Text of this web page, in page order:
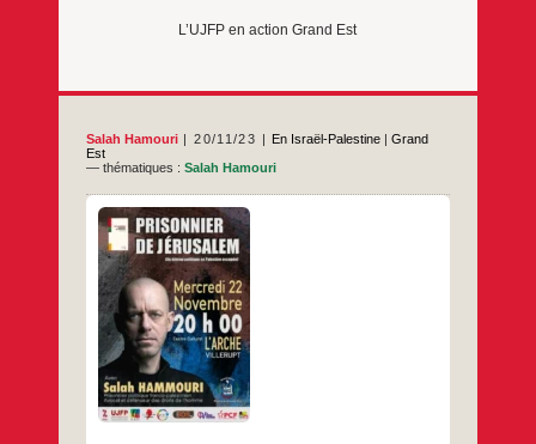
L’UJFP en action Grand Est
Salah Hamouri 20/11/23 En Israël-Palestine |Grand
Est
— thématiques :Salah Hamouri
Salah Hamouri est un prisonnier politique
franco-palestinien, avocat et defenseur des